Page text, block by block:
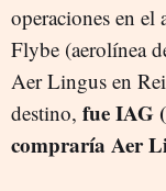
operaciones en
Flybe (aerolínea
Aer Lingus en
destino, fue IAG
compraría Aer